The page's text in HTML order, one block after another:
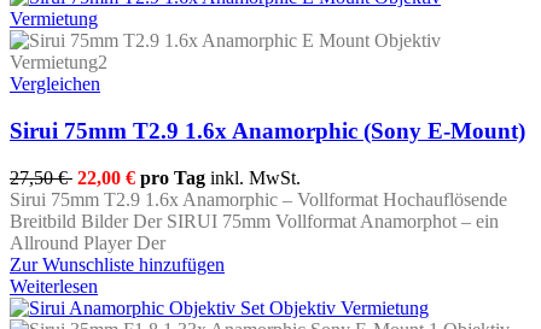
Vergleichen
Sirui 75mm T2.9 1.6x Anamorphic (Sony E-Mount)
27,50 € 22,00 € pro Tag inkl. MwSt.
Sirui 75mm T2.9 1.6x Anamorphic – Vollformat Hochauflösende
Breitbild Bilder Der SIRUI 75mm Vollformat Anamorphot – ein
Allround Player Der
Zur Wunschliste hinzufügen
Weiterlesen